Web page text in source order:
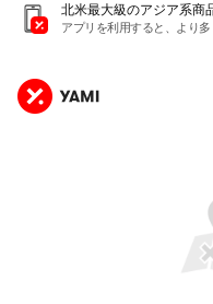
北米最大級のアジア系商
アプリを利用すると、より